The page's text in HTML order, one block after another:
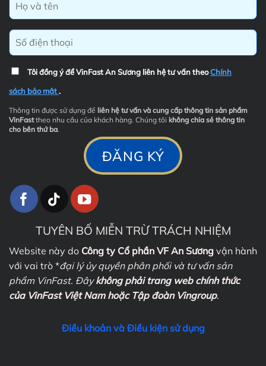
Tôi đồng ý để VinFast An Sương liên hệ tư vấn theoChính
sách bảo mật.
Thông tin được sử dụng để liên hệ tư vấn và cung cấp thông tin sản phẩm
VinFasttheo nhu cầu của khách hàng. Chúng tôi không chia sẻ thông tin
cho bên thứ ba.
TUYÊN BỐ MIỄN TRỪ TRÁCH NHIỆM
Website này do Công ty Cổ phần VF An Sương vận hành
với vai trò *đại lý ủy quyền phân phối và tư vấn sản
phẩm VinFast. Đâykhông phải trang web chính thức
của VinFast Việt Nam hoặc Tập đoàn Vingroup.
Điều khoản và Điều kiện sử dụng